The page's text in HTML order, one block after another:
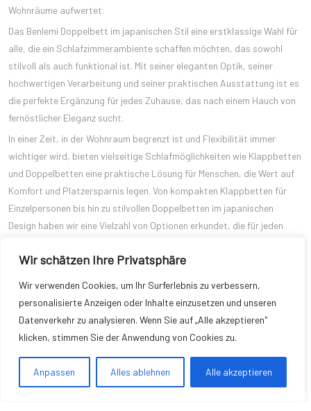
Wir schätzen Ihre Privatsphäre
Wir verwenden Cookies, um Ihr Surferlebnis zu verbessern,
personalisierte Anzeigen oder Inhalte einzusetzen und unseren
Datenverkehr zu analysieren. Wenn Sie auf „Alle akzeptieren"
klicken, stimmen Sie der Anwendung von Cookies zu.
Anpassen Alles ablehnen Alle akzeptieren
Wohnräume aufwertet.
Das Benlemi Doppelbett im japanischen Stil eine erstklassige Wahl für
alle, die ein Schlafzimmerambiente schaffen möchten, das sowohl
stilvoll als auch funktional ist. Mit seiner eleganten Optik, seiner
hochwertigen Verarbeitung und seiner praktischen Ausstattung ist es
die perfekte Ergänzung für jedes Zuhause, das nach einem Hauch von
fernöstlicher Eleganz sucht.
In einer Zeit, in der Wohnraum begrenzt ist und Flexibilität immer
wichtiger wird, bieten vielseitige Schlafmöglichkeiten wie Klappbetten
und Doppelbetten eine praktische Lösung für Menschen, die Wert auf
Komfort und Platzersparnis legen. Von kompakten Klappbetten für
Einzelpersonen bis hin zu stilvollen Doppelbetten im japanischen
Design haben wir eine Vielzahl von Optionen erkundet, die für jeden
Unabhängig davon, ob Sie nach einer platzsparenden Lösung für ein
kleines Schlafzimmer suchen oder Ihren Gästen einen komfortablen
Übernachtungsplatz bieten möchten, gibt es eine Vielzahl von Betten,
die Ihren Anforderungen entsprechen. Von hochwertigen Matratzen und
stabilen Lattenrosten bis hin zu eleganten Designs und einfachen
aus Komfort, Funktionalität und Stil.